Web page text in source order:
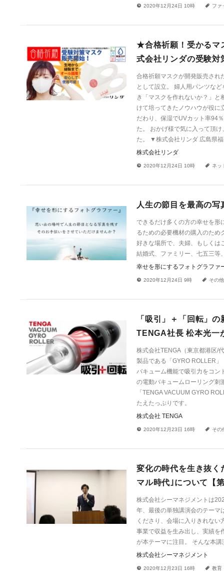
! 2020年12月24日 10時 a ファ
★合格祈願！受かるマ
式会社リンダの受験対
合格祈願マスクが開発販売され
として設立。 婦人用パンツな
き「マスクを作れないか？」
けて培ってきたノウハウが役に
だわり、保湿でUVカット率94
た。 おかげ様で気に入って頂
た。 ▼株式会社リンダ 広島県
株式会社リンダ
! 2020年12月24日 10時 a ネッ
人生の節目を最高の
できるだけ多くの方の幸せを形
るための必要機材の購入のため
好きな場所で、夫婦、もしくは
結婚式、ファミリー、七五三等
幸せを形にするフォトグラファ
! 2020年12月24日 9時 a その
「吸引」＋「回転」
TENGA社長 松本光一
株式会社TENGA（東京都港区/
製品である「GYRO ROLLER
バキューム機能で吸引力をコン
の電動バキュームローリング刺
「TENGA VACUUM GYRO
たえたっぷりです。
株式会社 TENGA
! 2020年12月23日 16時 a その
変化の時代を生き抜く
マル時代｣について【
株式会社シーマネジメントは
年、最後の単独講演会のテーマ
くださり、会場に入りきれな
事業で収益を生み出し、実績を
が本テーマに注目。 そんな本
株式会社シーマネジメント
! 2020年12月23日 16時 a 教育